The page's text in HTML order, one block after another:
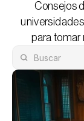
Consejos
para tomar